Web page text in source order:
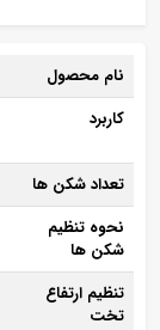
نام محصول
کاربرد
تعداد شکن‌ ها
نحوه تنظیم
شکن‌ ها
تنظیم ارتفاع
تخت